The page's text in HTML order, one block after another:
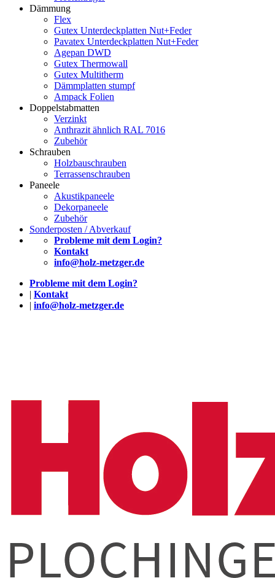
Dämmung
Flex
Gutex Unterdeckplatten Nut+Feder
Pavatex Unterdeckplatten Nut+Feder
Agepan DWD
Gutex Thermowall
Gutex Multitherm
Dämmplatten stumpf
Ampack Folien
Doppelstabmatten
Verzinkt
Anthrazit ähnlich RAL 7016
Zubehör
Schrauben
Holzbauschrauben
Terrassenschrauben
Paneele
Akustikpaneele
Dekorpaneele
Zubehör
Sonderposten / Abverkauf
Probleme mit dem Login?
Kontakt
info@holz-metzger.de
Probleme mit dem Login?
| Kontakt
| info@holz-metzger.de